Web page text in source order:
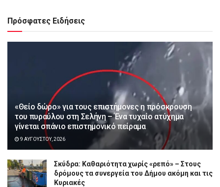
Πρόσφατες Ειδήσεις
«Θείο δώρο» για τους επιστήμονες η πρόσκρουση
του πυραύλου στη Σελήνη – Ένα τυχαίο ατύχημα
γίνεται σπάνιο επιστημονικό πείραμα
9 ΑΥΓΟΎΣΤΟΥ, 2026
Σκύδρα: Καθαριότητα χωρίς «ρεπό» – Στους
δρόμους τα συνεργεία του Δήμου ακόμη και τις
Κυριακές